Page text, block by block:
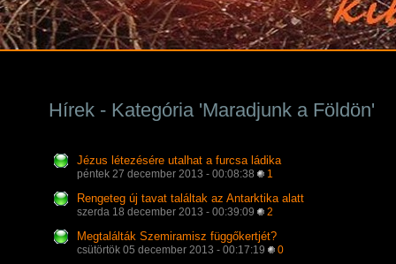
Hírek - Kategória 'Maradjunk a Földön'
Jézus létezésére utalhat a furcsa ládika
péntek 27 december 2013 - 00:08:38 1
Rengeteg új tavat találtak az Antarktika alatt
szerda 18 december 2013 - 00:39:09 2
Megtalálták Szemiramisz függőkertjét?
csütörtök 05 december 2013 - 00:17:19 0